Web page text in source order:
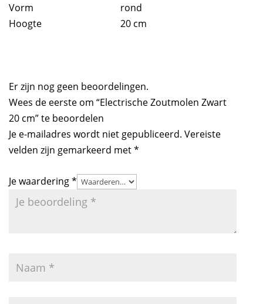
Vorm
rond
Hoogte
20 cm
Er zijn nog geen beoordelingen.
Wees de eerste om “Electrische Zoutmolen Zwart
20 cm” te beoordelen
Je e-mailadres wordt niet gepubliceerd. Vereiste
velden zijn gemarkeerd met*
Je waardering*